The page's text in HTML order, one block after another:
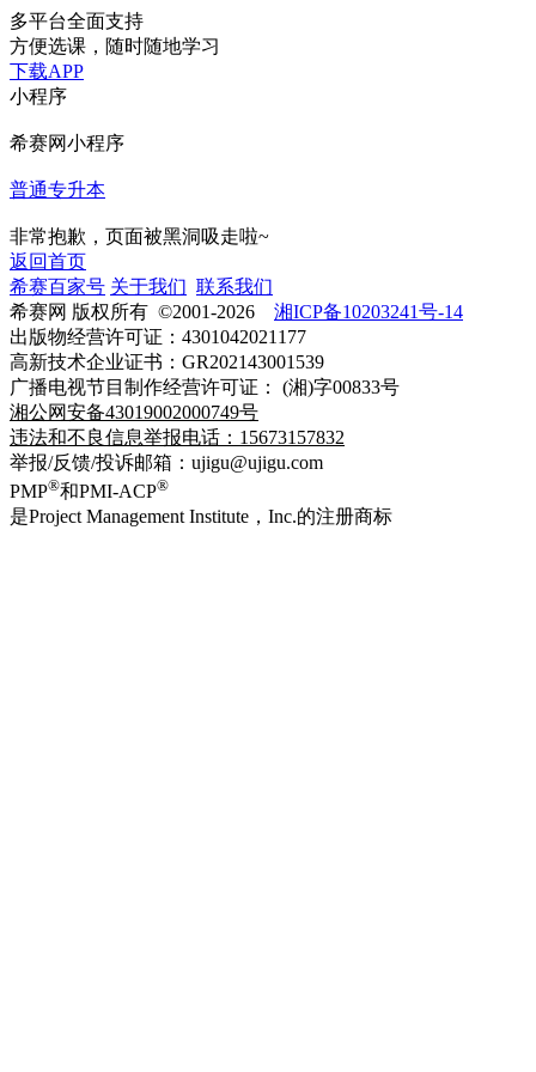
多平台全面支持
方便选课，随时随地学习
下载APP
小程序
希赛网小程序
普通专升本
非常抱歉，页面被黑洞吸走啦~
返回首页
希赛百家号 关于我们 联系我们
希赛网 版权所有 ©2001-2026 湘ICP备10203241号-14
出版物经营许可证：4301042021177
高新技术企业证书：GR202143001539
广播电视节目制作经营许可证： (湘)字00833号
湘公网安备43019002000749号
违法和不良信息举报电话：15673157832
举报/反馈/投诉邮箱：ujigu@ujigu.com
PMP®和PMI-ACP®
是Project Management Institute，Inc.的注册商标